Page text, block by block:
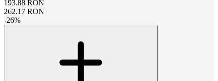
193.88 RON
262.17 RON
-26%